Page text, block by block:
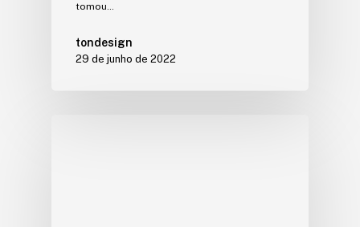
tomou…
tondesign
29 de junho de 2022